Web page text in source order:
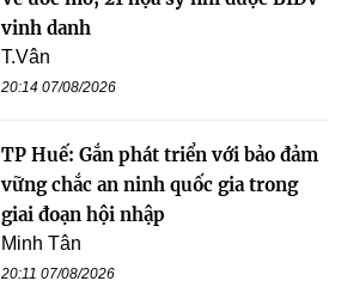
vinh danh
T.Vân
20:14 07/08/2026
TP Huế: Gắn phát triển với bảo đảm
vững chắc an ninh quốc gia trong
giai đoạn hội nhập
Minh Tân
20:11 07/08/2026